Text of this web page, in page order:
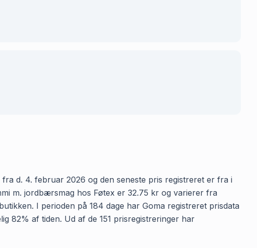
d. 4. februar 2026 og den seneste pris registreret er fra i
m. jordbærsmag hos Føtex er 32.75 kr og varierer fra
I perioden på 184 dage har Goma registreret prisdata
82% af tiden. Ud af de 151 prisregistreringer har